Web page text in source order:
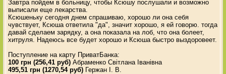
Завтра пойдем в больницу, чтобы Ксюшу послушали и возможно
выписали еще лекарства.
Ксюшеньку сегодня днем спрашиваю, хорошо ли она себя
чувствует, Ксюша ответила "да", значит хорошо, я ей говорю. тогда
давай сделаем зарядку, а она показала на лоб, что она болеет,
хитруля. Надеюсь все будет хорошо и Ксюша быстро выздоровеет.
Поступление на карту ПриватБанка:
100 грн (256,41 руб) Абраменко Світлана Іванівна
495,51 грн (1270,54 руб) Гержан І. В.